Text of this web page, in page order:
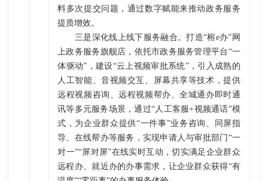
料多次提交问题，通过数字赋能来推动政务服务
提质增效。
三是深化线上线下服务融合。打造“榕e办”网
上政务服务旗舰店，依托市政务服务管理平台“一
体驱动”，建设“云上视频审批系统”，引入成熟的
人工智能、音视频交互、屏幕共享等技术，提供
远程视频咨询、远程视频帮办、全城通办即时通
讯等多元服务场景，通过“人工客服+视频通话”模
式，为企业群众提供“一件事”业务咨询、同屏指
导、在线帮办等服务，实现申请人与审批部门“一
对一”“屏对屏”在线实时互动，切实满足企业群众
远程办、就近办的办事需求，让企业群众获得“有